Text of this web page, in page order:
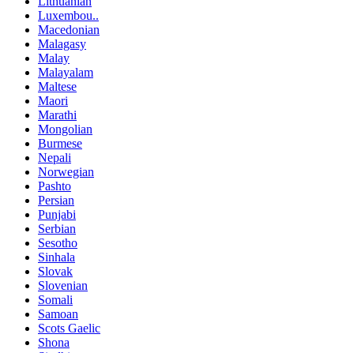
Luxembou..
Macedonian
Malagasy
Malay
Malayalam
Maltese
Maori
Marathi
Mongolian
Burmese
Nepali
Norwegian
Pashto
Persian
Punjabi
Serbian
Sesotho
Sinhala
Slovak
Slovenian
Somali
Samoan
Scots Gaelic
Shona